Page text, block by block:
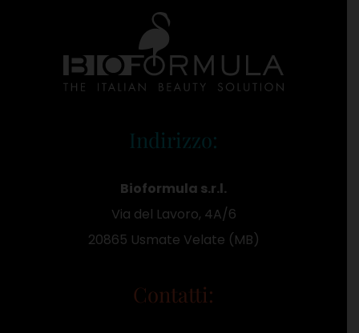
Indirizzo:
Bioformula s.r.l.
Via del Lavoro, 4A/6
20865 Usmate Velate (MB)
Contatti: